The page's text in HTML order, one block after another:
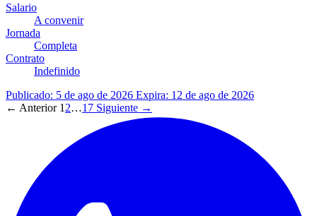
Salario
A convenir
Jornada
Completa
Contrato
Indefinido
Publicado: 5 de ago de 2026 Expira: 12 de ago de 2026
← Anterior 1 2…17 Siguiente →